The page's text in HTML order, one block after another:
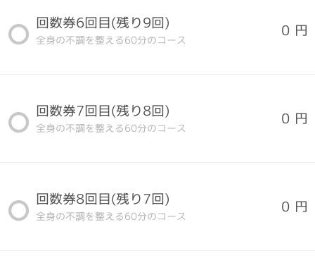
回数券6回目(残り9回)
全身の不調を整える60分のコース
0 円
回数券7回目(残り8回)
全身の不調を整える60分のコース
0 円
回数券8回目(残り7回)
全身の不調を整える60分のコース
0 円